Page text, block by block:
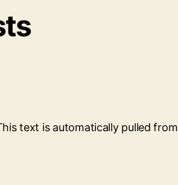
text is automatically pulled from